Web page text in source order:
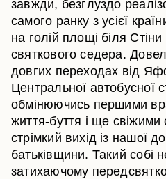
завжди, безглуздо
самого ранку з усієї
на голій площі біля
святкового седера.
довгих переходах від
Центральної автобусної
обмінюючись першими
життя-буття і ще
стрімкий вихід із нашої
батьківщини. Такий собі
затихаючому